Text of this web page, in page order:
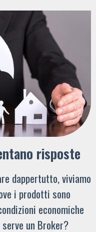
risposte
dappertutto, viviamo
i prodotti sono
economiche
un Broker?